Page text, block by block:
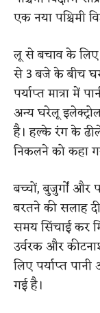
एक नया पश्चिमी
लू से बचाव के लिए
से 3 बजे के बीच
पर्याप्त मात्रा
अन्य घरेलू
है। हल्के रंग के
निकलने को कहा
बच्चों, बुजुर्गों और
बरतने की सलाह
समय सिंचाई कर
उर्वरक और
लिए पर्याप्त
गई है।